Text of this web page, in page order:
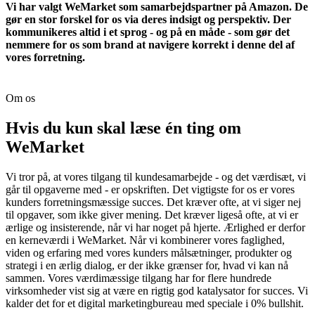
Vi har valgt WeMarket som samarbejdspartner på Amazon. De
gør en stor forskel for os via deres indsigt og perspektiv. Der
kommunikeres altid i et sprog - og på en måde - som gør det
nemmere for os som brand at navigere korrekt i denne del af
vores forretning.
Om os
Hvis du kun skal læse én ting om
WeMarket
Vi tror på, at vores tilgang til kundesamarbejde - og det værdisæt, vi
går til opgaverne med - er opskriften. Det vigtigste for os er vores
kunders forretningsmæssige succes. Det kræver ofte, at vi siger nej
til opgaver, som ikke giver mening. Det kræver ligeså ofte, at vi er
ærlige og insisterende, når vi har noget på hjerte. Ærlighed er derfor
en kerneværdi i WeMarket. Når vi kombinerer vores faglighed,
viden og erfaring med vores kunders målsætninger, produkter og
strategi i en ærlig dialog, er der ikke grænser for, hvad vi kan nå
sammen. Vores værdimæssige tilgang har for flere hundrede
virksomheder vist sig at være en rigtig god katalysator for succes. Vi
kalder det for et digital marketingbureau med speciale i 0% bullshit.